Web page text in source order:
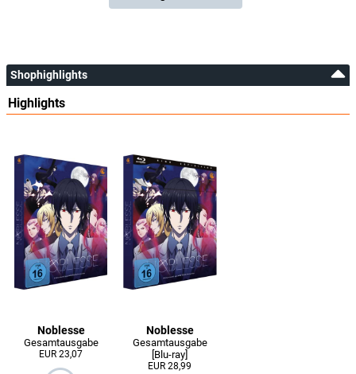
Shophighlights
Highlights
Noblesse
Gesamtausgabe
EUR 23,07
Noblesse
Gesamtausgabe
[Blu-ray]
EUR 28,99